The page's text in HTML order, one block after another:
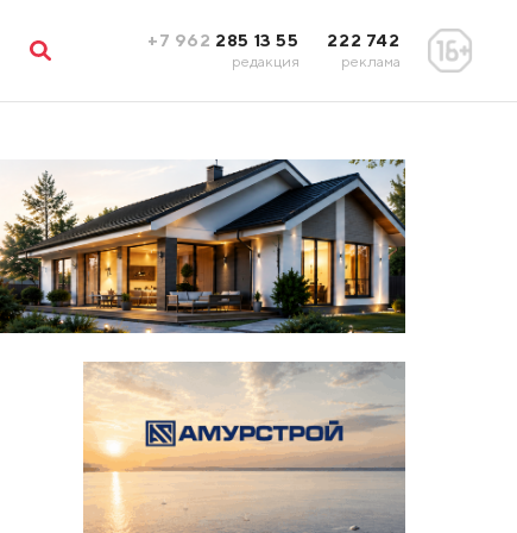
+7 962 285 13 55
редакция
222 742
реклама